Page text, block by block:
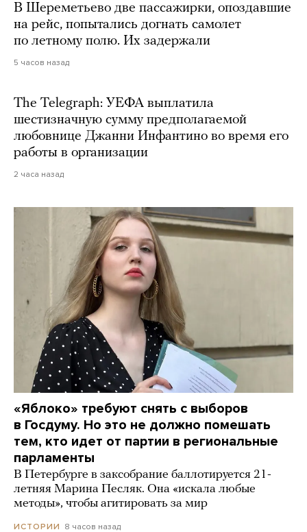
В Шереметьево две пассажирки, опоздавшие
на рейс, попытались догнать самолет
по летному полю. Их задержали
5 часов назад
The Telegraph: УЕФА выплатила
шестизначную сумму предполагаемой
любовнице Джанни Инфантино во время его
работы в организации
2 часа назад
«Яблоко» требуют снять с выборов
в Госдуму. Но это не должно помешать
тем, кто идет от партии в региональные
парламенты
В Петербурге в заксобрание баллотируется 21-
летняя Марина Песляк. Она «искала любые
методы», чтобы агитировать за мир
ИСТОРИИ 8 часов назад